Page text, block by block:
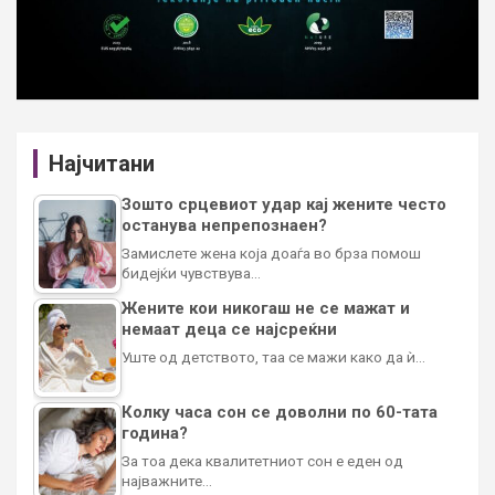
Најчитани
Зошто срцевиот удар кај жените често
останува непрепознаен?
Замислете жена која доаѓа во брза помош
бидејќи чувствува…
Жените кои никогаш не се мажат и
немаат деца се најсреќни
Уште од детството, таа се мажи како да ѝ…
Колку часа сон се доволни по 60-тата
година?
За тоа дека квалитетниот сон е еден од
најважните…